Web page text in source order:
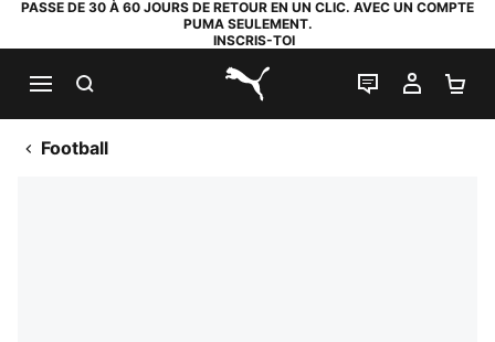
PASSE DE 30 À 60 JOURS DE RETOUR EN UN CLIC. AVEC UN COMPTE
PUMA SEULEMENT.
INSCRIS-TOI
PUMA.com
LIVE CHAT
MON
Football